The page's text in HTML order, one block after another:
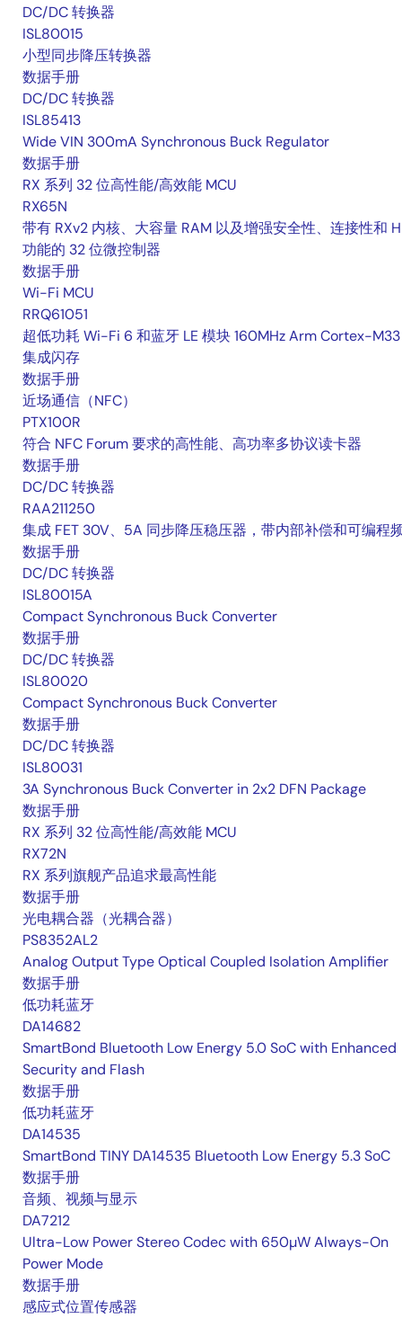
DC/DC 转换器
ISL80015
小型同步降压转换器
数据手册
DC/DC 转换器
ISL85413
Wide VIN 300mA Synchronous Buck Regulator
数据手册
RX 系列 32 位高性能/高效能 MCU
RX65N
带有 RXv2 内核、大容量 RAM 以及增强安全性、连接性和
功能的 32 位微控制器
数据手册
Wi-Fi MCU
RRQ61051
超低功耗 Wi-Fi 6 和蓝牙 LE 模块 160MHz Arm Cortex-
集成闪存
数据手册
近场通信（NFC）
PTX100R
符合 NFC Forum 要求的高性能、高功率多协议读卡器
数据手册
DC/DC 转换器
RAA211250
集成 FET 30V、5A 同步降压稳压器，带内部补偿和可编程
数据手册
DC/DC 转换器
ISL80015A
Compact Synchronous Buck Converter
数据手册
DC/DC 转换器
ISL80020
Compact Synchronous Buck Converter
数据手册
DC/DC 转换器
ISL80031
3A Synchronous Buck Converter in 2x2 DFN Package
数据手册
RX 系列 32 位高性能/高效能 MCU
RX72N
RX 系列旗舰产品追求最高性能
数据手册
光电耦合器（光耦合器）
PS8352AL2
Analog Output Type Optical Coupled Isolation Amplifier
数据手册
低功耗蓝牙
DA14682
SmartBond Bluetooth Low Energy 5.0 SoC with Enhanced
Security and Flash
数据手册
低功耗蓝牙
DA14535
SmartBond TINY DA14535 Bluetooth Low Energy 5.3 SoC
数据手册
音频、视频与显示
DA7212
Ultra-Low Power Stereo Codec with 650µW Always-On
Power Mode
数据手册
感应式位置传感器